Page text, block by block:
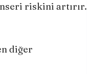
riskini artırır.
diğer